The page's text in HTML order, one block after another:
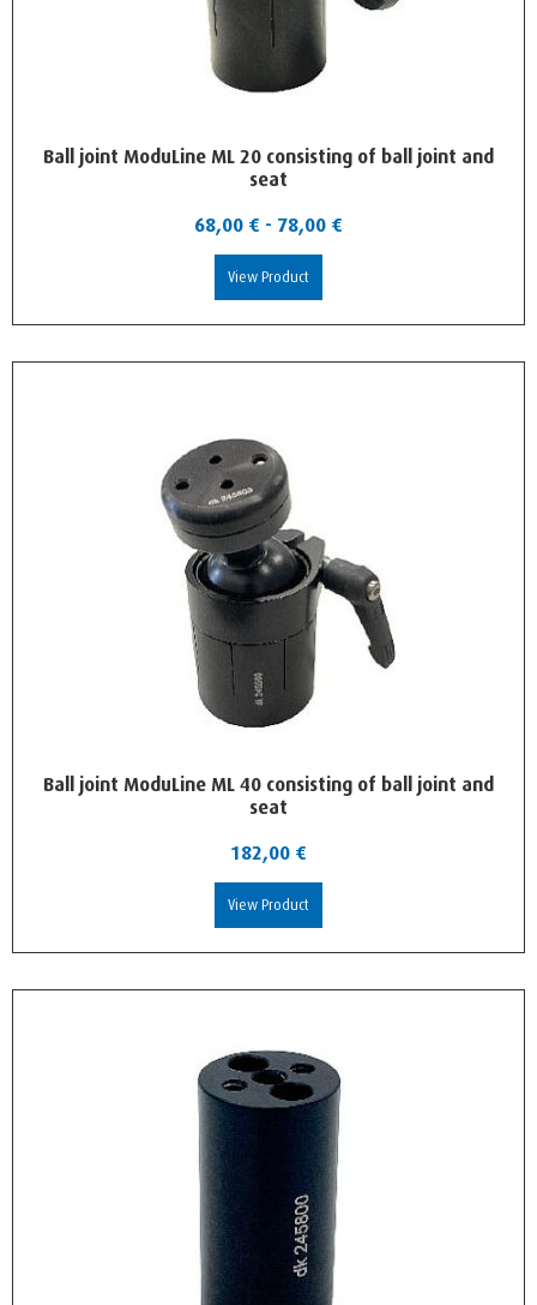
Ball joint ModuLine ML 20 consisting of ball joint and
seat
68,00 € - 78,00 €
View Product
Ball joint ModuLine ML 40 consisting of ball joint and
seat
182,00 €
View Product